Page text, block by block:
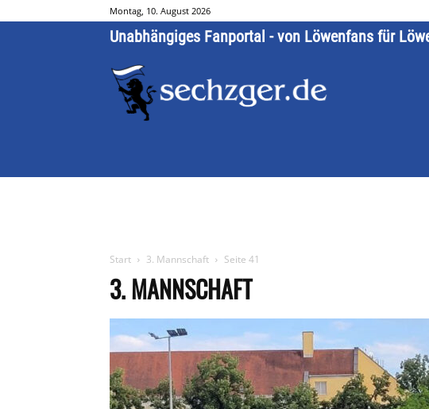
Montag, 10. August 2026
Unabhängiges Fanportal - von Löwenfans für
Start 3. Mannschaft Seite 41
3. MANNSCHAFT